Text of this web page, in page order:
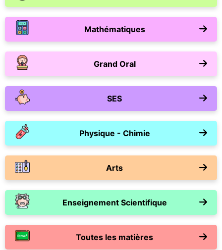
Mathématiques
Grand Oral
SES
Physique - Chimie
Arts
Enseignement Scientifique
Toutes les matières